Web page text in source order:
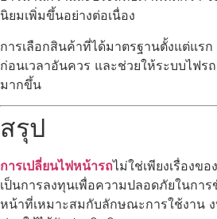
นิยมเพิ่มขึ้นอย่างต่อเนื่อง
การเลือกสินค้าที่ได้มาตรฐานตั้งแต่แร
ก่อนเวลาอันควร และช่วยให้ระบบไฟร
มากขึ้น
สรุป
การเปลี่ยนไฟหน้ารถไม่ใช่เพียงเรื่องข
เป็นการลงทุนเพื่อความปลอดภัยในการ
หน้าที่เหมาะสมกับลักษณะการใช้งาน